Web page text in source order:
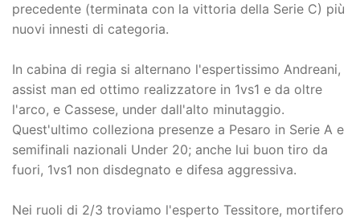
precedente (terminata con la vittoria della Serie C) più
nuovi innesti di categoria.
In cabina di regia si alternano l'espertissimo Andreani,
assist man ed ottimo realizzatore in 1vs1 e da oltre
l'arco, e Cassese, under dall'alto minutaggio.
Quest'ultimo colleziona presenze a Pesaro in Serie A e
semifinali nazionali Under 20; anche lui buon tiro da
fuori, 1vs1 non disdegnato e difesa aggressiva.
Nei ruoli di 2/3 troviamo l'esperto Tessitore, mortifero